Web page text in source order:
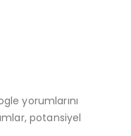
yorumlarını
potansiyel